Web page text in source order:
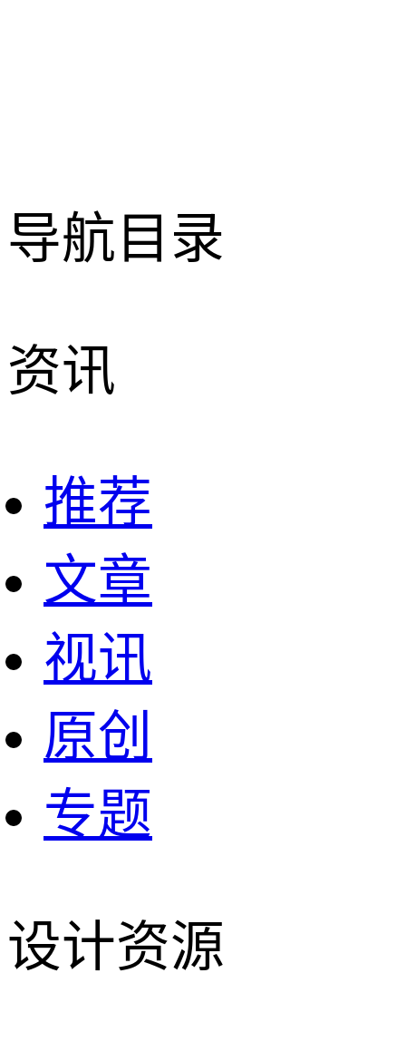
导航目录
资讯
推荐
文章
视讯
原创
专题
设计资源